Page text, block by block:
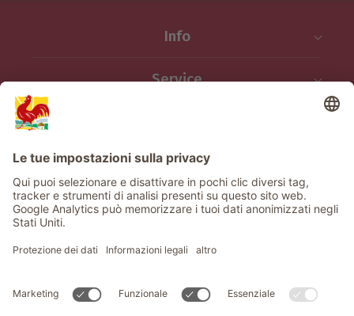
Info
Service
Newsletter
© Gallo Rosso - Il sigillo di qualità dei masi dell’Alto Adige . Il